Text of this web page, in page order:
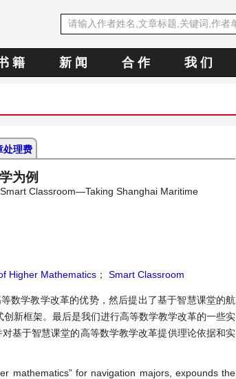
籍 新 闻 合 作 我 们
处理费
为例
Classroom—Taking Shanghai Maritime
Higher Mathematics ； Smart Classroom
数学教学改革的优势，然后提出了基于智慧课堂的航
创新框架。最后是我们进行高等数学教学改革的一些实
基于智慧课堂的高等数学教学改革提供理论依据和实
mathematics” for navigation majors, expounds the